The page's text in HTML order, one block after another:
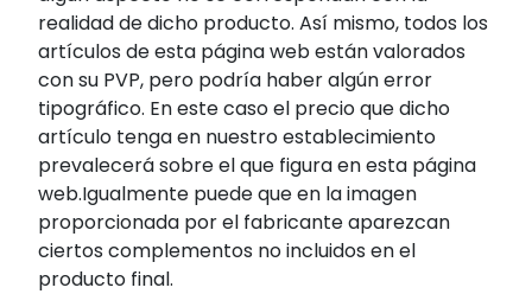
realidad de dicho producto. Así mismo, todos los
artículos de esta página web están valorados
con su PVP, pero podría haber algún error
tipográfico. En este caso el precio que dicho
artículo tenga en nuestro establecimiento
prevalecerá sobre el que figura en esta página
web.Igualmente puede que en la imagen
proporcionada por el fabricante aparezcan
ciertos complementos no incluidos en el
producto final.